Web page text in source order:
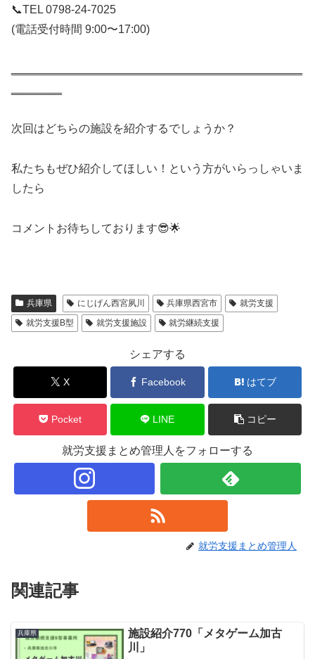
📞TEL 0798‐24-7025
(電話受付時間 9:00〜17:00)
次回はどちらの施設を紹介するでしょうか？
私たちもぜひ紹介してほしい！という方がいらっしゃいま
したら
コメントお待ちしております😎🌟
兵庫県 にじげん西宮夙川 兵庫県西宮市
就労支援
就労支援B型
就労支援施設 就労継続支援
シェアする
X Facebook はてブ
Pocket LINE コピー
就労支援まとめ管理人をフォローする
就労支援まとめ管理人
関連記事
兵庫県
施設紹介770「メタゲーム加古
川」